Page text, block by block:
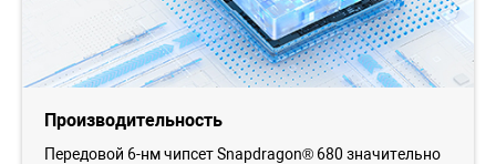
Производительность
Передовой 6-нм чипсет Snapdragon® 680 значительно